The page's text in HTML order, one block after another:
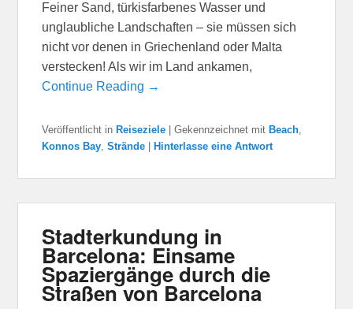
Feiner Sand, türkisfarbenes Wasser und
unglaubliche Landschaften – sie müssen sich
nicht vor denen in Griechenland oder Malta
verstecken! Als wir im Land ankamen,
Continue Reading →
Veröffentlicht in Reiseziele |Gekennzeichnet mit Beach,
Konnos Bay,Strände Hinterlasse eine Antwort
Stadterkundung in
Barcelona: Einsame
Spaziergänge durch die
Straßen von Barcelona